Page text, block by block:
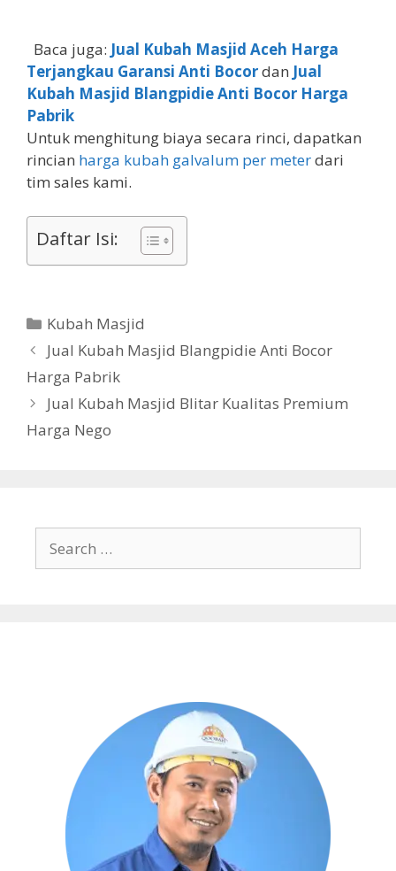
Baca juga: Jual Kubah Masjid Aceh Harga
Terjangkau Garansi Anti Bocordan Jual
Kubah Masjid Blangpidie Anti Bocor Harga
Pabrik
Untuk menghitung biaya secara rinci, dapatkan
rincian harga kubah galvalum per meterdari
tim sales kami.
Daftar Isi:
Kubah Masjid
Jual Kubah Masjid Blangpidie Anti Bocor
Harga Pabrik
Jual Kubah Masjid Blitar Kualitas Premium
Harga Nego